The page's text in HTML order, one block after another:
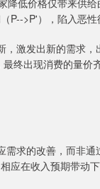
P-->P'），陷入恶性
激发出新的需求
终出现消费的量价
求的改善，而非通
应在收入预期带动